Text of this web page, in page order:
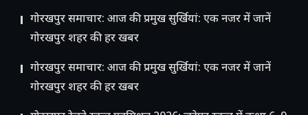
गोरखपुर समाचार: आज की प्रमुख सुर्खियां: एक नजर में जानें
गोरखपुर शहर की हर खबर
गोरखपुर समाचार: आज की प्रमुख सुर्खियां: एक नजर में जानें
गोरखपुर शहर की हर खबर